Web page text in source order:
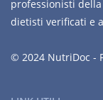
professionisti
dietisti verificati e
© 2024 NutriDoc -